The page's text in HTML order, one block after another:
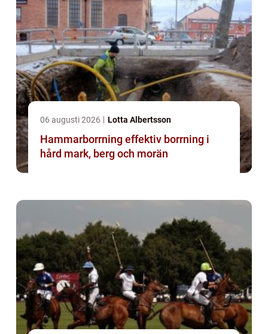
06 augusti 2026 Lotta Albertsson
Hammarborrning effektiv borrning i
hård mark, berg och morän